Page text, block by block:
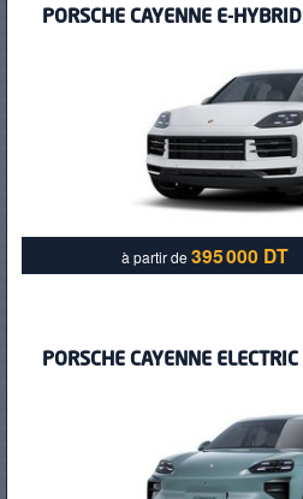
PORSCHE CAYENNE E-HYBRID
à partir de 395 000 DT
PORSCHE CAYENNE ELECTRIC